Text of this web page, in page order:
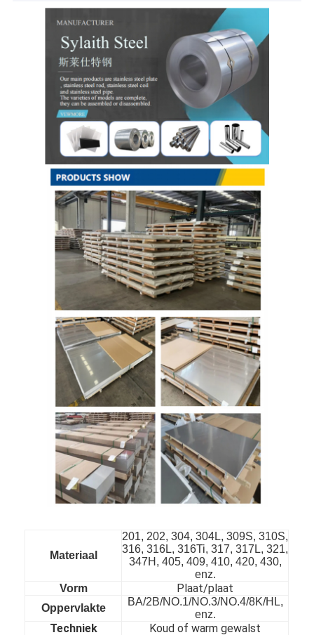
Thuis
Producten
Video's
Materiaal
201, 202, 304, 304L, 309S, 310S,
316, 316L, 316Ti, 317, 317L, 321,
347H, 405, 409, 410, 420, 430,
enz.
Vorm
Plaat/plaat
Oppervlakte
BA/2B/NO.1/NO.3/NO.4/8K/HL,
enz.
Techniek Koud of warm gewalst